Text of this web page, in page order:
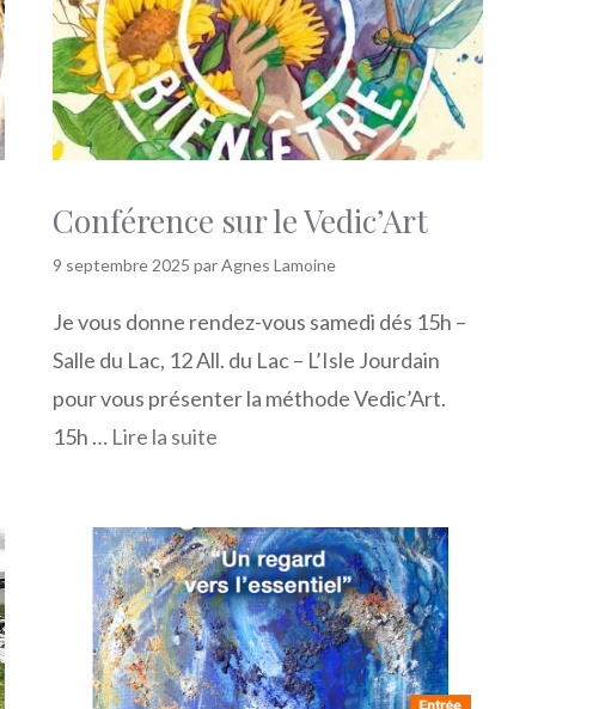
Conférence sur le Vedic’Art
9 septembre 2025 parAgnes Lamoine
Je vous donne rendez-vous samedi dés 15h –
Salle du Lac, 12 All. du Lac – L’Isle Jourdain
pour vous présenter la méthode Vedic’Art.
15h … Lire la suite